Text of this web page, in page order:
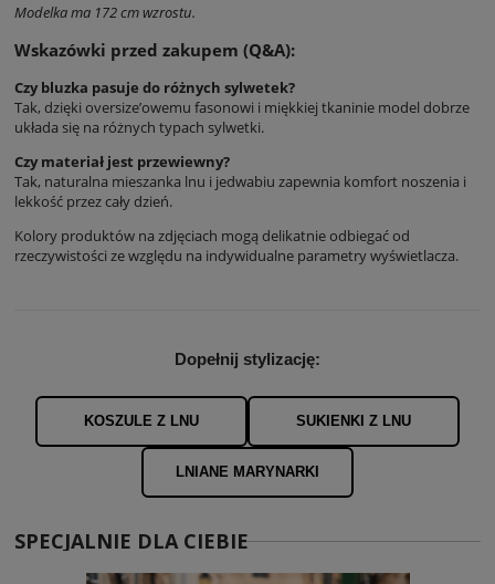
Modelka ma 172 cm wzrostu.
Wskazówki przed zakupem (Q&A):
Czy bluzka pasuje do różnych sylwetek?
Tak, dzięki oversize’owemu fasonowi i miękkiej tkaninie model dobrze
układa się na różnych typach sylwetki.
Czy materiał jest przewiewny?
Tak, naturalna mieszanka lnu i jedwabiu zapewnia komfort noszenia i
lekkość przez cały dzień.
Kolory produktów na zdjęciach mogą delikatnie odbiegać od
rzeczywistości ze względu na indywidualne parametry wyświetlacza.
Dopełnij stylizację:
KOSZULE Z LNU SUKIENKI Z LNU
LNIANE MARYNARKI